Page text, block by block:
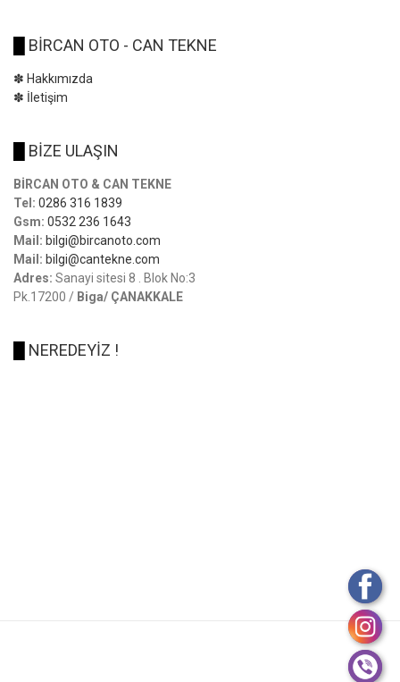
BİRCAN OTO - CAN TEKNE
✽ Hakkımızda
✽ İletişim
BİZE ULAŞIN
BİRCAN OTO & CAN TEKNE
Tel: 0286 316 1839
Gsm: 0532 236 1643
Mail: bilgi@bircanoto.com
Mail: bilgi@cantekne.com
Adres: Sanayi sitesi 8 . Blok No:3
Pk.17200 / Biga/ ÇANAKKALE
NEREDEYİZ !